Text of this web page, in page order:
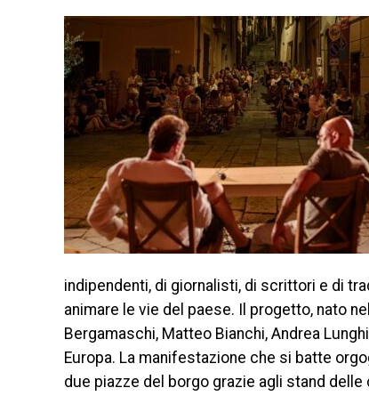
indipendenti, di giornalisti, di scrittori e di
animare le vie del paese. Il progetto, nato
Bergamaschi, Matteo Bianchi, Andrea
Europa. La manifestazione che si batte
due piazze del borgo grazie agli stand